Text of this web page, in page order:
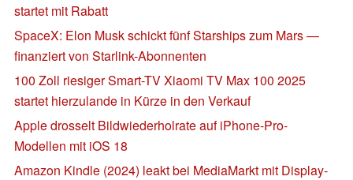
startet mit Rabatt
SpaceX: Elon Musk schickt fünf Starships zum Mars —
finanziert von Starlink-Abonnenten
100 Zoll riesiger Smart-TV Xiaomi TV Max 100 2025
startet hierzulande in Kürze in den Verkauf
Apple drosselt Bildwiederholrate auf iPhone-Pro-
Modellen mit iOS 18
Amazon Kindle (2024) leakt bei MediaMarkt mit Display-